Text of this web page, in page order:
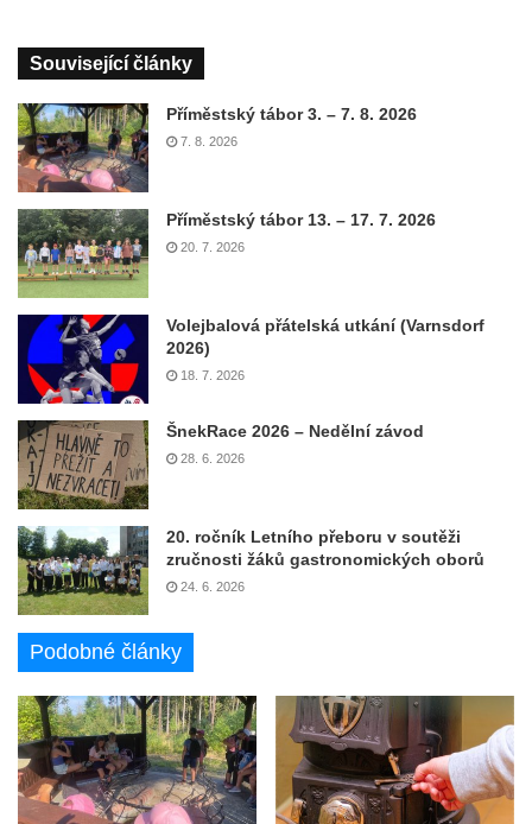
Související články
Příměstský tábor 3. – 7. 8. 2026
7. 8. 2026
Příměstský tábor 13. – 17. 7. 2026
20. 7. 2026
Volejbalová přátelská utkání (Varnsdorf
2026)
18. 7. 2026
ŠnekRace 2026 – Nedělní závod
28. 6. 2026
20. ročník Letního přeboru v soutěži
zručnosti žáků gastronomických oborů
24. 6. 2026
Podobné články